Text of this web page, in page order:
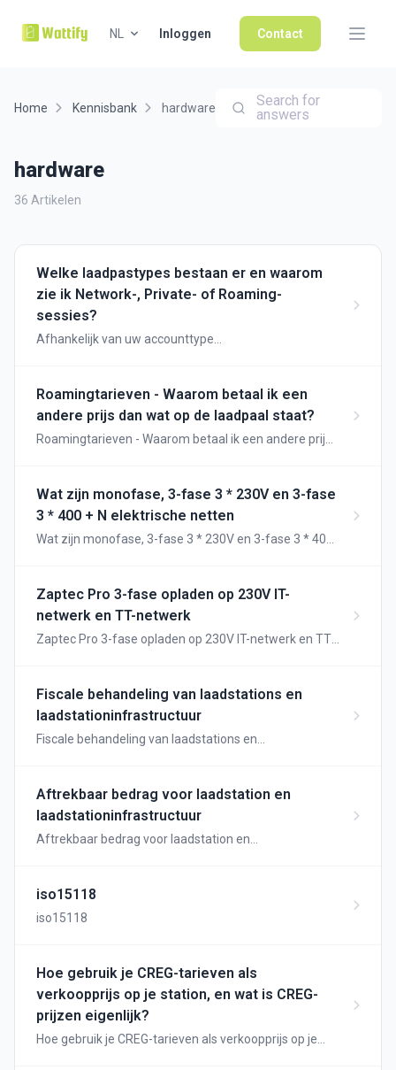
NL Inloggen Contact
Home Kennisbank hardware
Search for
answers
hardware
36 Artikelen
Welke laadpastypes bestaan er en waarom
zie ik Network-, Private- of Roaming-
sessies?
Afhankelijk van uw accounttype
leggen we uit wanneer u elk type gebruikt en hoe de
laadsessies worden verwerkt.
Roamingtarieven - Waarom betaal ik een
andere prijs dan wat op de laadpaal staat?
Roamingtarieven - Waarom betaal ik een andere prijs
Wat zijn monofase, 3-fase 3 * 230V en 3-fase
3 * 400 + N elektrische netten
Wat zijn monofase, 3-fase 3 * 230V en 3-fase 3 * 400
Zaptec Pro 3-fase opladen op 230V IT-
netwerk en TT-netwerk
Zaptec Pro 3-fase opladen op 230V IT-netwerk en TT-
Fiscale behandeling van laadstations en
laadstationinfrastructuur
Fiscale behandeling van laadstations en
Aftrekbaar bedrag voor laadstation en
laadstationinfrastructuur
Aftrekbaar bedrag voor laadstation en
iso15118
iso15118
Hoe gebruik je CREG-tarieven als
verkoopprijs op je station, en wat is CREG-
prijzen eigenlijk?
Hoe gebruik je CREG-tarieven als verkoopprijs op je